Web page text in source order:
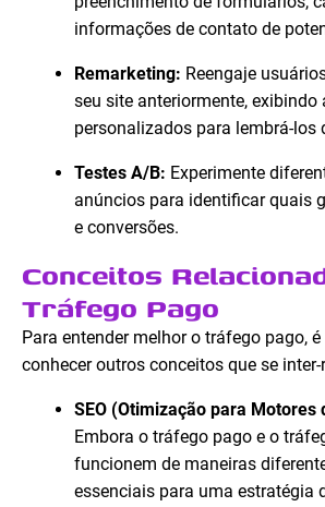
informações de contato de
Remarketing: Reengaje
seu site anteriormente, exibindo
personalizados para lembrá-los
Testes A/B: Experimente
anúncios para identificar quais
e conversões.
Conceitos
Tráfego Pago
Para entender melhor o tráfego pago,
conhecer outros conceitos que se
SEO (Otimização para Motores
Embora o tráfego pago e o
funcionem de maneiras
essenciais para uma estratégia